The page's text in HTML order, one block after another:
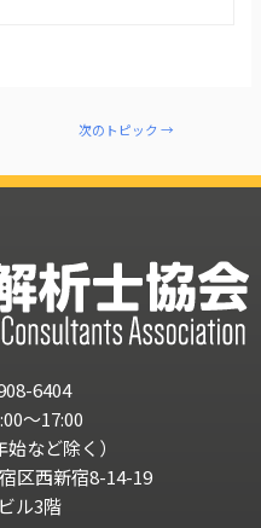
次のトピック →
6404
～17:00
始など除く）
区西新宿8-14-19
ル3階